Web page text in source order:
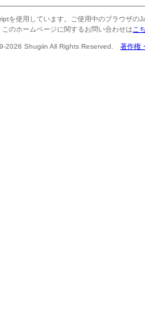
を使用しています。ご使用中のブラウザの
このホームページに関するお問い合わせは こ
2026 Shugiin All Rights Reserved. 著作権